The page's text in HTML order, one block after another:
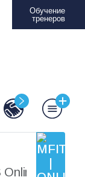
Обучение
тренеров